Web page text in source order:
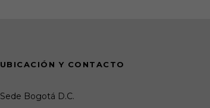
UBICACIÓN Y CONTACTO
Sede Bogotá D.C.